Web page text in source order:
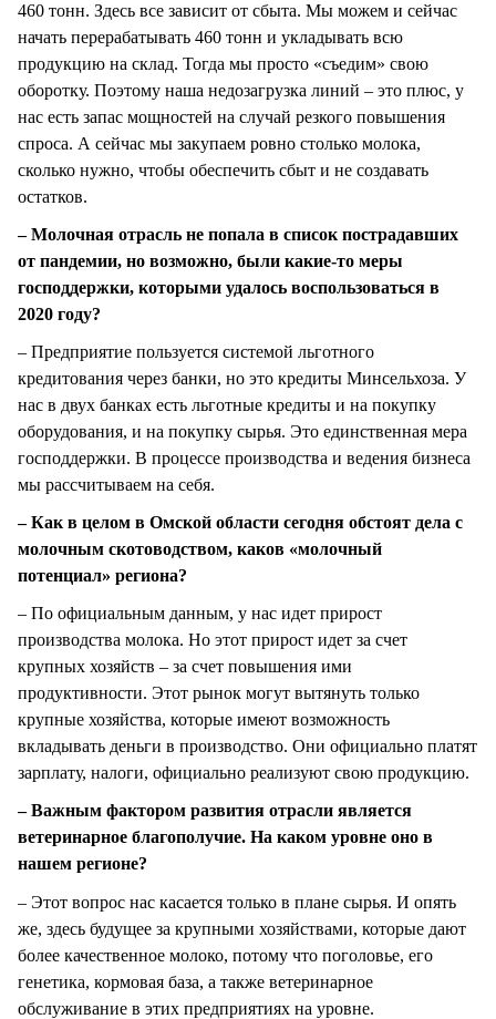
460 тонн. Здесь все зависит от сбыта. Мы можем и сейчас
начать перерабатывать 460 тонн и укладывать всю
продукцию на склад. Тогда мы просто «съедим» свою
оборотку. Поэтому наша недозагрузка линий – это плюс, у
нас есть запас мощностей на случай резкого повышения
спроса. А сейчас мы закупаем ровно столько молока,
сколько нужно, чтобы обеспечить сбыт и не создавать
остатков.
– Молочная отрасль не попала в список пострадавших
от пандемии, но возможно, были какие-то меры
господдержки, которыми удалось воспользоваться в
2020 году?
– Предприятие пользуется системой льготного
кредитования через банки, но это кредиты Минсельхоза. У
нас в двух банках есть льготные кредиты и на покупку
оборудования, и на покупку сырья. Это единственная мера
господдержки. В процессе производства и ведения бизнеса
мы рассчитываем на себя.
– Как в целом в Омской области сегодня обстоят дела с
молочным скотоводством, каков «молочный
потенциал» региона?
– По официальным данным, у нас идет прирост
производства молока. Но этот прирост идет за счет
крупных хозяйств – за счет повышения ими
продуктивности. Этот рынок могут вытянуть только
крупные хозяйства, которые имеют возможность
вкладывать деньги в производство. Они официально платят
зарплату, налоги, официально реализуют свою продукцию.
– Важным фактором развития отрасли является
ветеринарное благополучие. На каком уровне оно в
нашем регионе?
– Этот вопрос нас касается только в плане сырья. И опять
же, здесь будущее за крупными хозяйствами, которые дают
более качественное молоко, потому что поголовье, его
генетика, кормовая база, а также ветеринарное
обслуживание в этих предприятиях на уровне.